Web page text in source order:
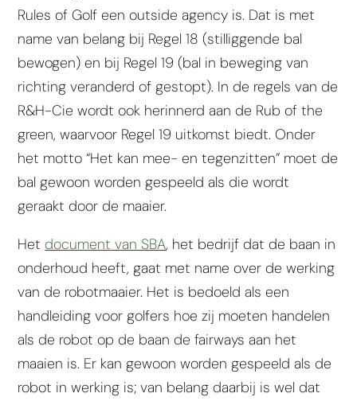
Rules of Golf een outside agency is. Dat is met
name van belang bij Regel 18 (stilliggende bal
bewogen) en bij Regel 19 (bal in beweging van
richting veranderd of gestopt). In de regels van de
R&H-Cie wordt ook herinnerd aan de Rub of the
green, waarvoor Regel 19 uitkomst biedt. Onder
het motto “Het kan mee- en tegenzitten” moet de
bal gewoon worden gespeeld als die wordt
geraakt door de maaier.
Hetdocument van SBA, het bedrijf dat de baan in
onderhoud heeft, gaat met name over de werking
van de robotmaaier. Het is bedoeld als een
handleiding voor golfers hoe zij moeten handelen
als de robot op de baan de fairways aan het
maaien is. Er kan gewoon worden gespeeld als de
robot in werking is; van belang daarbij is wel dat